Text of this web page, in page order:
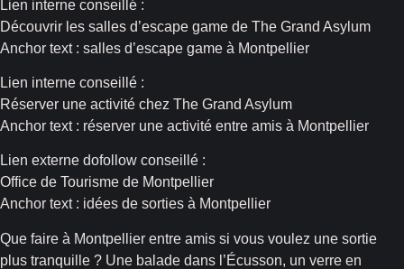
Lien interne conseillé :
Découvrir les salles d’escape game de The Grand Asylum
Anchor text : salles d’escape game à Montpellier
Lien interne conseillé :
Réserver une activité chez The Grand Asylum
Anchor text : réserver une activité entre amis à Montpellier
Lien externe dofollow conseillé :
Office de Tourisme de Montpellier
Anchor text : idées de sorties à Montpellier
Que faire à Montpellier entre amis si vous voulez une sortie
plus tranquille ? Une balade dans l’Écusson, un verre en